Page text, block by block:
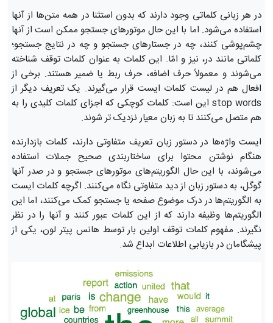
در هر زبانی کلماتی وجود دارند که بدون استثنا در همه متن‌ها از آنها
استفاده می‌شود. اما با این حال موتورهای جستجو ممکن است از آنها
چشم‌پوشی کنند، چه در جستارهای جستجو و چه در نتایج جستجو؛
کلماتی مانند در، نیز و امّا. این کلمات به عنوان کلمات توقف شناخته
می‌شوند و معمولاً حرف اضافه، حرف ربط یا ضمیر هستند. برخی از
افعال هم در لیست کلمات ایست قرار می‌گیرند. یک تعریف دیگر از
stop words این است: کلمات کوچکی که اجزای کلمات کلیدی را به
هم متصل می‌کنند تا به زبان معیار نزدیک تر شوند.
ایست واژه‌ها در دستور زبان تعریف متفاوتی دارند، کلمات بازدارنده
هنگام نوشتن محتوا برای ساختاربندی صحیح جملات استفاده
می‌شوند، با این حال الگوریتم‌های موتورهای جستجو و در صدر آنها
گوگل، به دستور زبان از دید متفاوتی نگاه می‌کنند. اگرچه کلمات ایست
به الگوریتم‌ها در درک موضوع صفحه یا جستجو کمک می‌کنند، اما این
الگوریتم‌ها وظیفه دارند که از این کلمات عبور کنند و آنها را در نظر
نگیرند. مفهوم کلمات توقف اولین بار توسط هانس پیتر لون، یکی از
پیشگامان در بازیابی اطلاعات ابداع شد.